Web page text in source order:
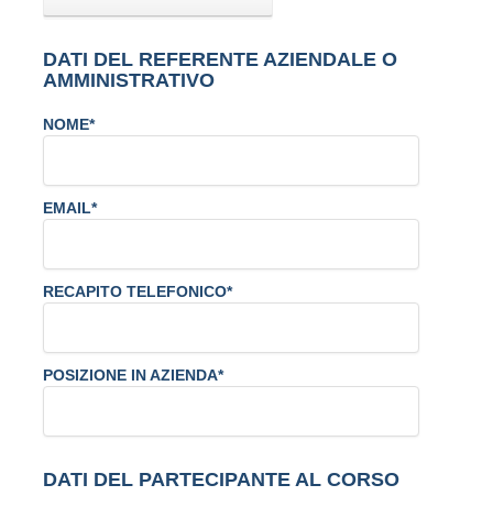
DATI DEL REFERENTE AZIENDALE O
AMMINISTRATIVO
NOME*
EMAIL*
RECAPITO TELEFONICO*
POSIZIONE IN AZIENDA*
DATI DEL PARTECIPANTE AL CORSO